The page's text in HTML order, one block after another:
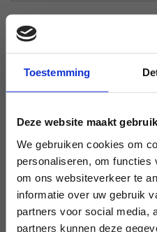
Toestemming
Deze website maakt
We gebruiken cookies om
personaliseren, om functies
om ons websiteverkeer te
informatie over uw gebruik
partners voor social media,
partners kunnen deze
Heb je een vraag die
stel je vraag. Onze
Vroeg en laat